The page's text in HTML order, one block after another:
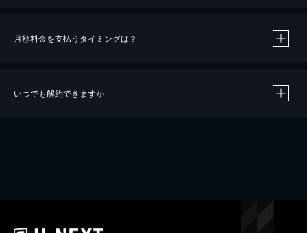
※40％ポイント還元の対象は、クレジットカード決済による作品の購入 / レンタルです。
iOSアプリのUコイン決済による作品の購入 / レンタルは、20％のポイント還元です。
月額料金を支払うタイミングは？
いつでも解約できますか